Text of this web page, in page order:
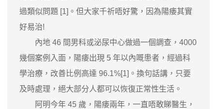
過類似問題 [1]。但大家千祈唔好驚，因為陽痿其實
好易治!
內地 46 間男科或泌尿中心做過一個調查，4000
幾個案例入面，陽痿出現 5 年以內嘅患者，經過科
學治療，改善比例高達 96.1%[1]。換句話講，只要
及時處理，絕大部分人都可以恢復正常性生活。
阿明今年 45 歲，陽痿兩年，一直唔敢睇醫生，